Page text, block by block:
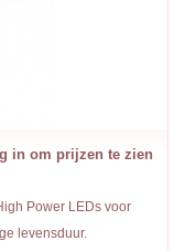
in om prijzen te zien
Power LEDs voor
levensduur.